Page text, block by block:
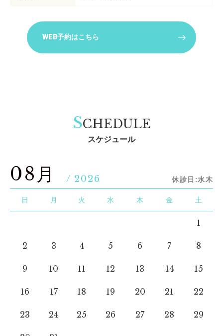
WEB予約はこちら
SCHEDULE
スケジュール
08月 / 2026 休診日:水木
日 月 火 水 木 金 土
1
2 3 4 5 6 7 8
9 10 11 12 13 14 15
16 17 18 19 20 21 22
23 24 25 26 27 28 29